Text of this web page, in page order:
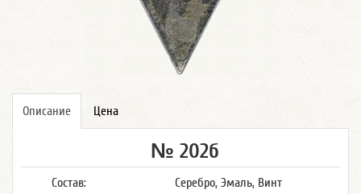
Описание Цена
№ 202б
Состав: Серебро, Эмаль, Винт